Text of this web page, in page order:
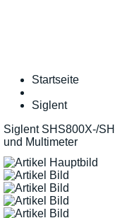
Startseite
Siglent
Siglent SHS800X-/
und Multimeter